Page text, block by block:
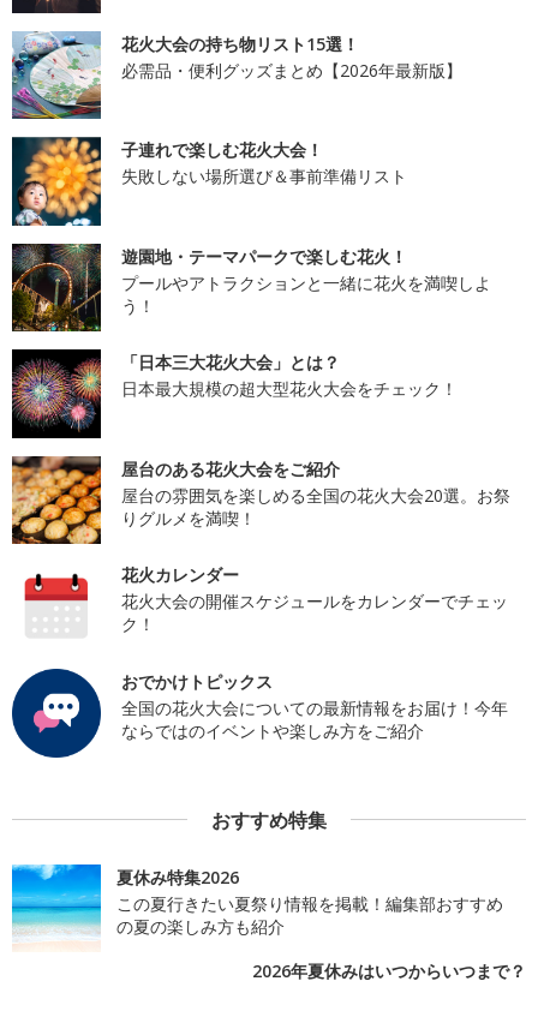
花火大会の持ち物リスト15選！
必需品・便利グッズまとめ【2026年最新版】
子連れで楽しむ花火大会！
失敗しない場所選び＆事前準備リスト
遊園地・テーマパークで楽しむ花火！
プールやアトラクションと一緒に花火を満喫しよ
う！
「日本三大花火大会」とは？
日本最大規模の超大型花火大会をチェック！
屋台のある花火大会をご紹介
屋台の雰囲気を楽しめる全国の花火大会20選。お祭
りグルメを満喫！
花火カレンダー
花火大会の開催スケジュールをカレンダーでチェッ
ク！
おでかけトピックス
全国の花火大会についての最新情報をお届け！今年
ならではのイベントや楽しみ方をご紹介
おすすめ特集
夏休み特集2026
この夏行きたい夏祭り情報を掲載！編集部おすすめ
の夏の楽しみ方も紹介
2026年夏休みはいつからいつまで？